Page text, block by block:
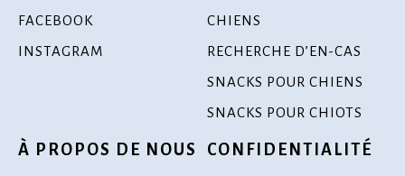
FACEBOOK
INSTAGRAM
CHIENS
RECHERCHE D’EN-CAS
SNACKS POUR CHIENS
SNACKS POUR CHIOTS
À PROPOS DE NOUS CONFIDENTIALITÉ